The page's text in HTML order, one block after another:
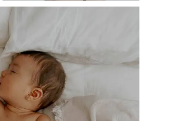
TRAVEL
MiaMily
坐坐箱